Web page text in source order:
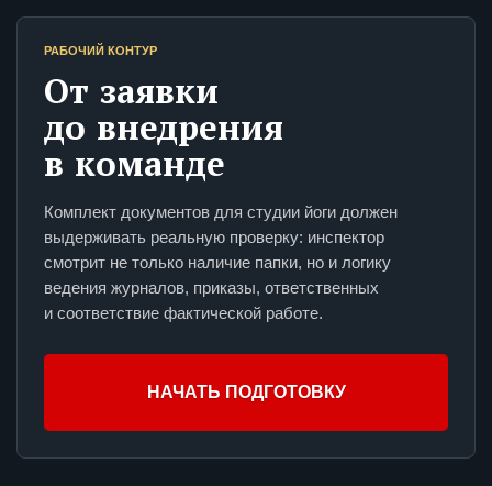
РАБОЧИЙ КОНТУР
От заявки
до внедрения
в команде
Комплект документов для студии йоги должен
выдерживать реальную проверку: инспектор
смотрит не только наличие папки, но и логику
ведения журналов, приказы, ответственных
и соответствие фактической работе.
НАЧАТЬ ПОДГОТОВКУ